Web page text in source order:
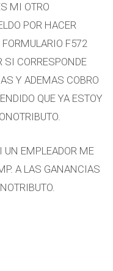
MI OTRO
POR HACER
F572
SI CORRESPONDE
Y ADEMAS COBRO
QUE YA ESTOY
UN EMPLEADOR ME
A LAS GANANCIAS